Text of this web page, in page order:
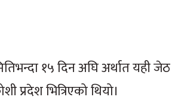
१५ दिन अघि अर्थात यही जेठ
प्रदेश भित्रिएको थियो।